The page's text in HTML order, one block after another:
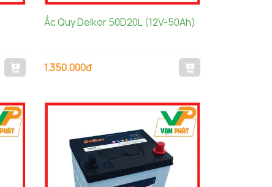
Ắc Quy Delkor 50D20L (12V-50Ah)
1.350.000đ